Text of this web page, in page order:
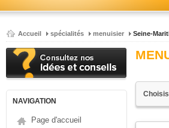
Accueil spécialités menuisier Seine-
NAVIGATION
Page d'accueil